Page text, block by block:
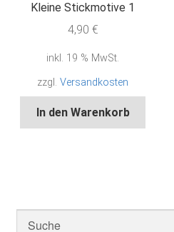
Kleine Stickmotive 1
4,90 €
inkl. 19 % MwSt.
zzgl.Versandkosten
In den Warenkorb